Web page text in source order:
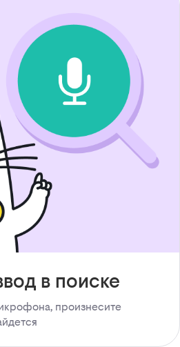
в поиске
произнесите